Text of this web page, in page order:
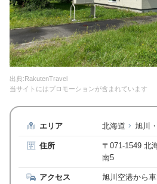
出典:RakutenTravel
当サイトにはプロモーションが含まれています
エリア 北海道 旭川
住所
〒071-1549 北
南5
アクセス
旭川空港から